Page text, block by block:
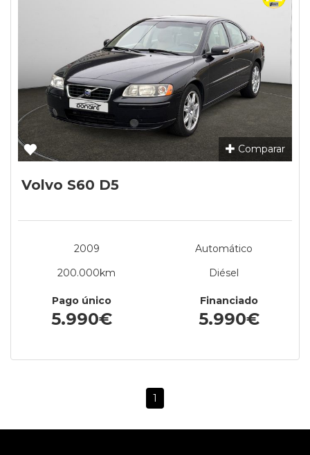
Comparar
Volvo S60 D5
2009
200.000km
Automático
Diésel
Pago único
5.990€
Financiado
5.990€
1